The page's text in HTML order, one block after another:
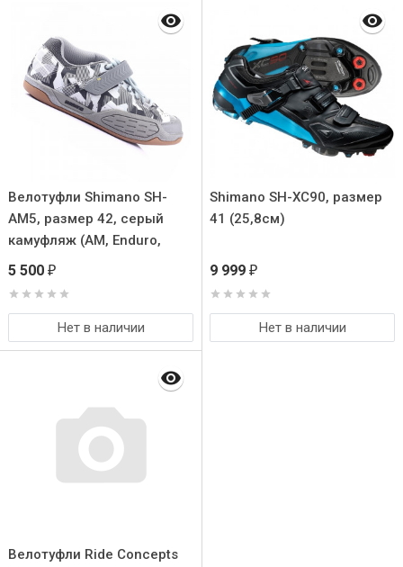
Велотуфли Shimano SH-
AM5, размер 42, серый
камуфляж (AM, Enduro,
Trail)
5 500 ₽
Нет в наличии
Shimano SH-XC90, размер
41 (25,8см)
9 999 ₽
Нет в наличии
Велотуфли Ride Concepts